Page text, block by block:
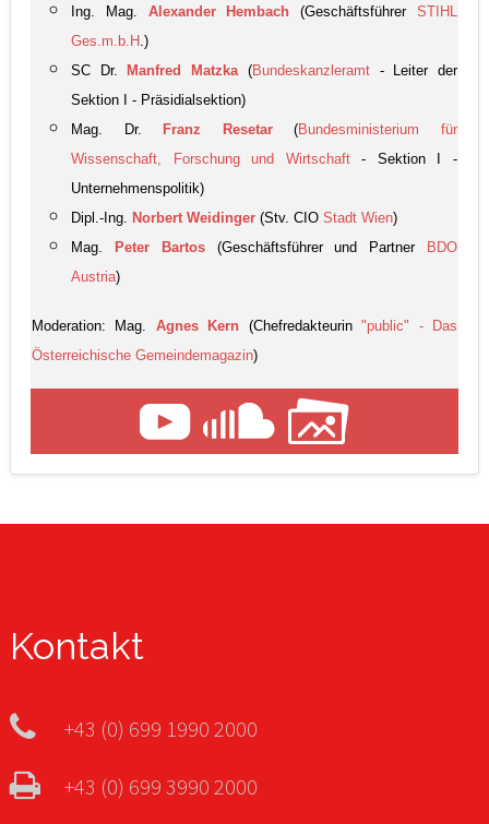
Ing. Mag. Alexander Hembach (GeschäftsführerSTIHL
Ges.m.b.H )
SC Dr.
Manfred Matzka (Bundeskanzleramt- Leiter der
Sektion I - Präsidialsektion)
Mag. Dr.
Franz Resetar(Bundesministerium für
Wissenschaft, Forschung und Wirtschaft- Sektion I -
Unternehmenspolitik)
Dipl.-Ing.
Norbert Weidinger (Stv. CIO Stadt Wien)
Mag.
Peter Bartos(Geschäftsführer und Partner
BDO
Austria)
Moderation: Mag. Agnes Kern (Chefredakteurin"public" - Das
Österreichische Gemeindemagazin)
Kontakt
+43 (0) 699 1990 2000
+43 (0) 699 3990 2000